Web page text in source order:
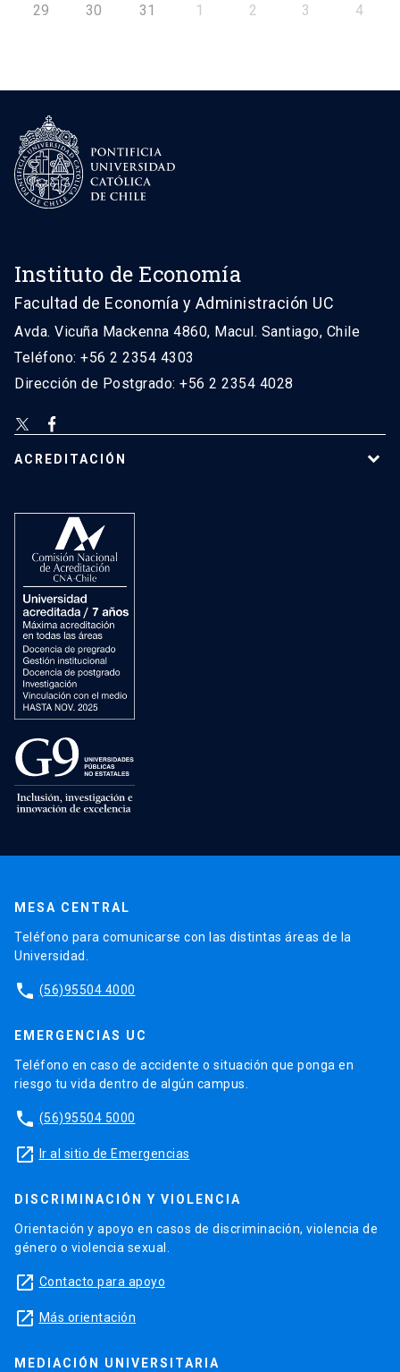
29 30 31 1 2 3 4
Instituto de Economía
Facultad de Economía y Administración UC
Avda. Vicuña Mackenna 4860, Macul. Santiago, Chile
Teléfono: +56 2 2354 4303
Dirección de Postgrado: +56 2 2354 4028
ACREDITACIÓN
MESA CENTRAL
Teléfono para comunicarse con las distintas áreas de la
Universidad.
phone (56)95504 4000
EMERGENCIAS UC
Teléfono en caso de accidente o situación que ponga en
riesgo tu vida dentro de algún campus.
phone (56)95504 5000
launch Ir al sitio de Emergencias
DISCRIMINACIÓN Y VIOLENCIA
Orientación y apoyo en casos de discriminación, violencia de
género o violencia sexual.
launch Contacto para apoyo
launch Más orientación
MEDIACIÓN UNIVERSITARIA